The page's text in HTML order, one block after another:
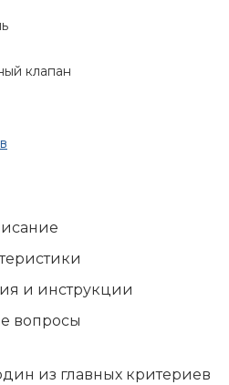
клапан
и инструкции
вопросы
из главных критериев